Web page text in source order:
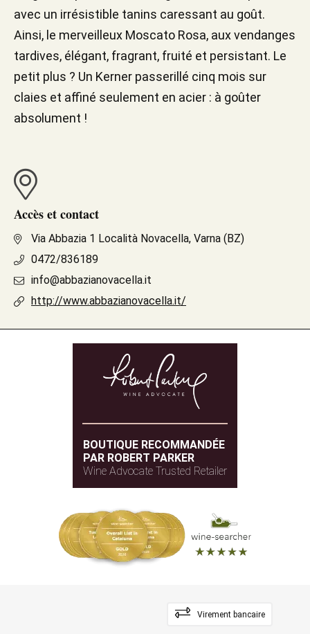
avec un irrésistible tanins caressant au goût.
Ainsi, le merveilleux Moscato Rosa, aux vendanges
tardives, élégant, fragrant, fruité et persistant. Le
petit plus ? Un Kerner passerillé cinq mois sur
claies et affiné seulement en acier : à goûter
absolument !
Accès et contact
Via Abbazia 1 Località Novacella, Varna (BZ)
0472/836189
info@abbazianovacella.it
http://www.abbazianovacella.it/
BOUTIQUE RECOMMANDÉE
PAR ROBERT PARKER
Wine Advocate Trusted Retailer
Virement bancaire